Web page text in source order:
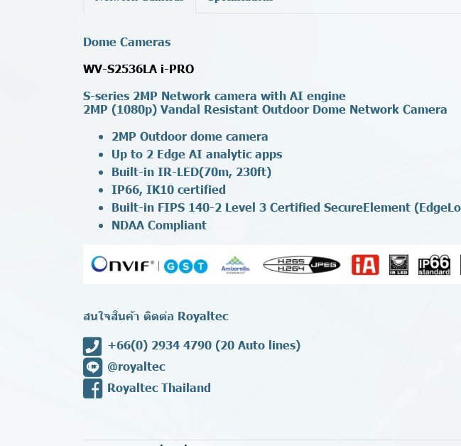
Dome Cameras
WV-S2536LA i-PRO
S-series 2MP Network camera with AI engine
2MP (1080p) Vandal Resistant Outdoor Dome Network Camera
2MP Outdoor dome camera
Up to 2 Edge AI analytic apps
Built-in IR-LED(70m, 230ft)
IP66, IK10 certified
Built-in FIPS 140-2 Level 3 Certified SecureElement
NDAA Compliant
สนใจสินค้า ติดต่อ Royaltec
+66(0) 2934 4790 (20 Auto lines)
@royaltec
Royaltec Thailand